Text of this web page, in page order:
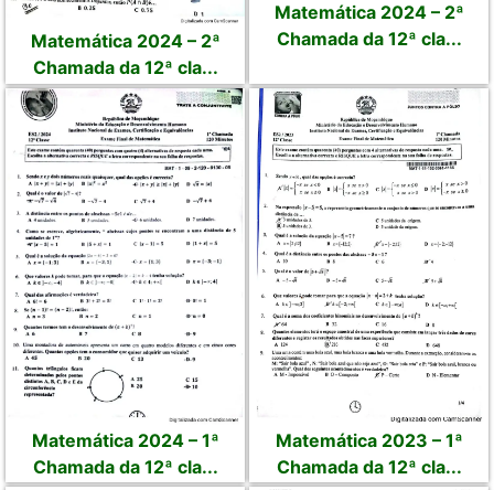
Matemática 2024 – 2ª
Chamada da 12ª cla...
Matemática 2024 – 2ª
Chamada da 12ª cla...
Matemática 2024 – 1ª
Chamada da 12ª cla...
Matemática 2023 – 1ª
Chamada da 12ª cla...